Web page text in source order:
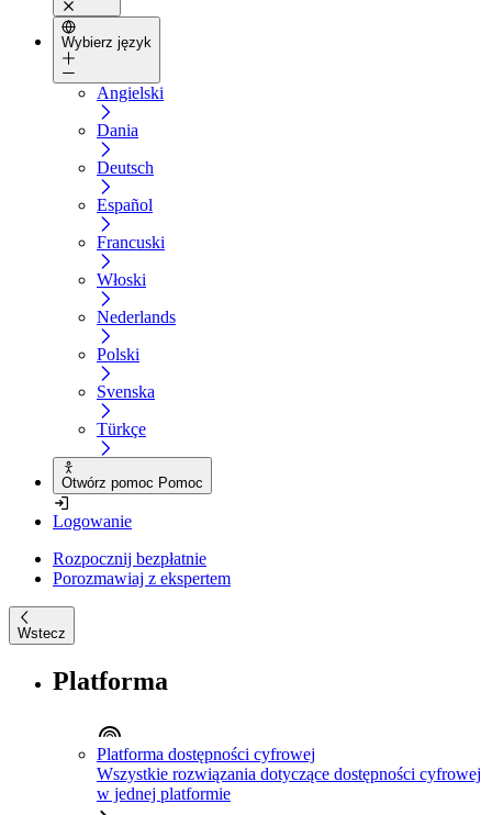
Wybierz język
Angielski
Dania
Deutsch
Español
Francuski
Włoski
Nederlands
Polski
Svenska
Türkçe
Otwórz pomoc Pomoc
Logowanie
Rozpocznij bezpłatnie
Porozmawiaj z ekspertem
Wstecz
Platforma
Platforma dostępności cyfrowej
Wszystkie rozwiązania dotyczące dostępności cyfrowej
w jednej platformie